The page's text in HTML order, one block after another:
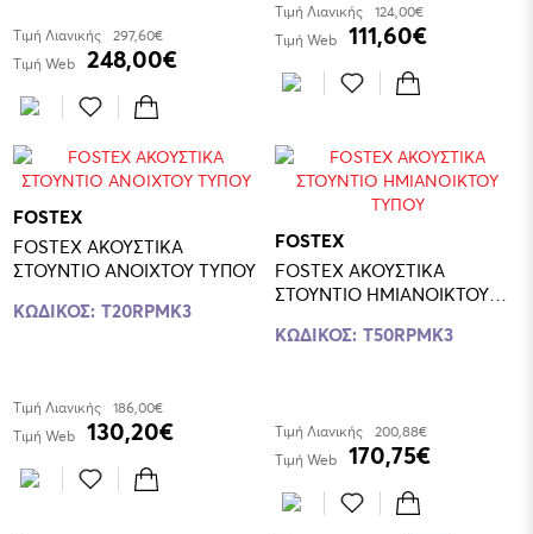
Τιμή Λιανικής
297,60€
Τιμή Web
248,00€
Τιμή Λιανικής
124,00€
Τιμή Web
111,60€
FOSTEX
FOSTEX ΑΚΟΥΣΤΙΚΑ
ΣΤΟΥΝΤΙΟ ΑΝΟΙΧΤΟΥ ΤΥΠΟΥ
ΚΩΔΙΚΟΣ: T20RPMK3
Τιμή Λιανικής
186,00€
Τιμή Web
130,20€
FOSTEX
FOSTEX ΑΚΟΥΣΤΙΚΑ
ΣΤΟΥΝΤΙΟ ΗΜΙΑΝΟΙΚΤΟΥ
ΚΩΔΙΚΟΣ: T50RPMK3
Τιμή Λιανικής
200,88€
Τιμή Web
170,75€